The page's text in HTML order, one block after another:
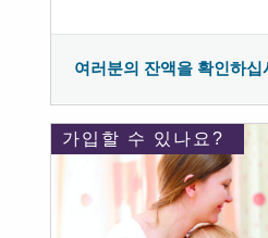
여러분의 잔액을 확인하십
가입할 수 있나요?